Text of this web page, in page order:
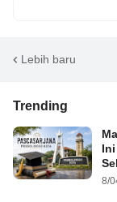
Lebih baru
Trending
8/